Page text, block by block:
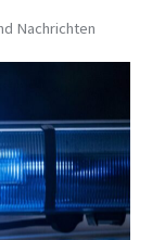
Nachrichten